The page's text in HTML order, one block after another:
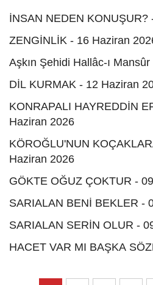
İNSAN NEDEN KONUŞUR?
ZENGİNLİK - 16 Haziran
Aşkın Şehidi Hallâc-ı
DİL KURMAK - 12 Haziran
KONRAPALI HAYREDDİN
Haziran 2026
KÖROĞLU'NUN
Haziran 2026
GÖKTE OĞUZ ÇOKTUR -
SARIALAN BENİ BEKLER -
SARIALAN SERİN OLUR -
HACET VAR MI BAŞKA